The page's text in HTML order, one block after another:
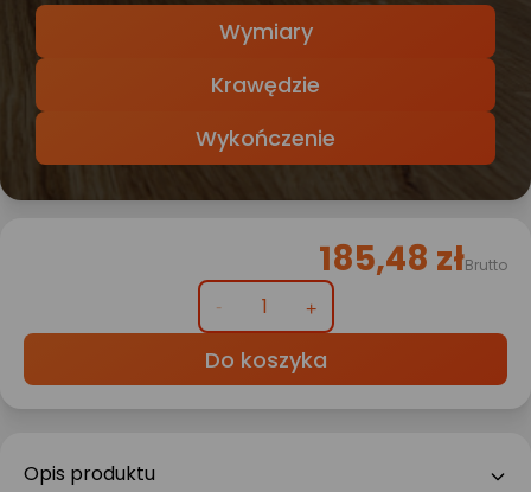
Wymiary
Krawędzie
Wykończenie
185,48 złBrutto
Do koszyka
Opis produktu